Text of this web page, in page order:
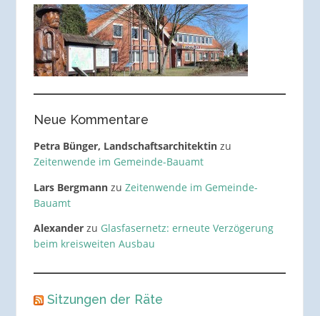
Neue Kommentare
Petra Bünger, Landschaftsarchitektinzu
Zeitenwende im Gemeinde-Bauamt
Lars Bergmannzu Zeitenwende im Gemeinde-
Bauamt
Alexanderzu Glasfasernetz: erneute Verzögerung
beim kreisweiten Ausbau
Sitzungen der Räte